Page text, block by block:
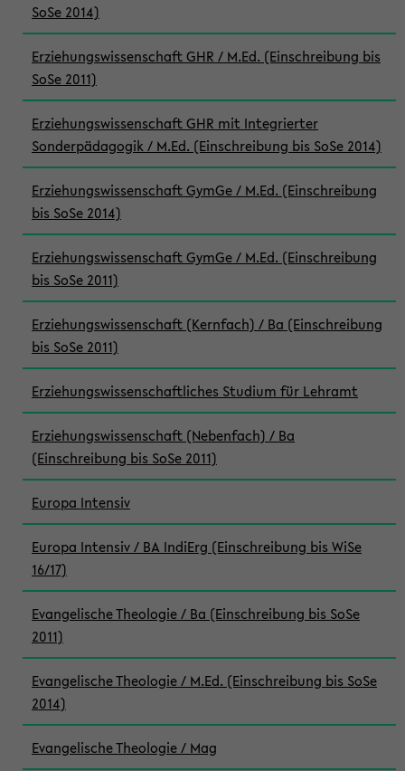
SoSe 2014)
Erziehungswissenschaft GHR / M.Ed. (Einschreibung bis
SoSe 2011)
Erziehungswissenschaft GHR mit Integrierter
Sonderpädagogik / M.Ed. (Einschreibung bis SoSe 2014)
Erziehungswissenschaft GymGe / M.Ed. (Einschreibung
bis SoSe 2014)
Erziehungswissenschaft GymGe / M.Ed. (Einschreibung
bis SoSe 2011)
Erziehungswissenschaft (Kernfach) / Ba (Einschreibung
bis SoSe 2011)
Erziehungswissenschaftliches Studium für Lehramt
Erziehungswissenschaft (Nebenfach) / Ba
(Einschreibung bis SoSe 2011)
Europa Intensiv
Europa Intensiv / BA IndiErg (Einschreibung bis WiSe
16/17)
Evangelische Theologie / Ba (Einschreibung bis SoSe
2011)
Evangelische Theologie / M.Ed. (Einschreibung bis SoSe
2014)
Evangelische Theologie / Mag